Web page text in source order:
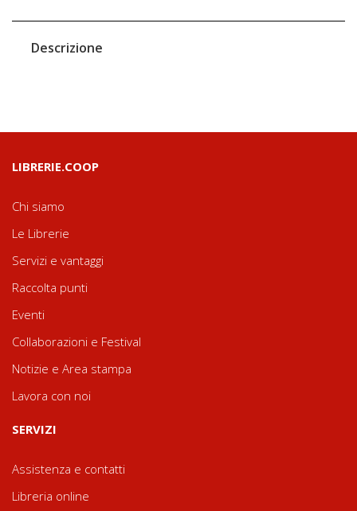
Descrizione
LIBRERIE.COOP
Chi siamo
Le Librerie
Servizi e vantaggi
Raccolta punti
Eventi
Collaborazioni e Festival
Notizie e Area stampa
Lavora con noi
SERVIZI
Assistenza e contatti
Libreria online